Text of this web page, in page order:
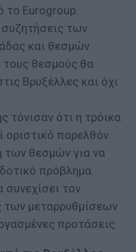
το Eurogroup.
συζητήσεις των
και θεσμών.
τους θεσμούς θα
Βρυξέλλες και όχι
τόνισαν ότι η τρόικα
οριστικό παρελθόν.
θεσμών για να
πρόβλημα.
συνεχίσει τον
των μεταρρυθμίσεων
προτάσεις.